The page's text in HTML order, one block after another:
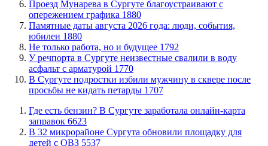
​Проезд Мунарева в Сургуте благоустраивают с
опережением графика 1880
​Памятные даты августа 2026 года: люди, события,
юбилеи 1880
​Не только работа, но и будущее 1792
​У речпорта в Сургуте неизвестные свалили в воду
асфальт с арматурой 1770
В Сургуте подростки избили мужчину в сквере после
просьбы не кидать петарды 1707
​Где есть бензин? В Сургуте заработала онлайн-карта
заправок 6623
В 32 микрорайоне Сургута обновили площадку для
детей с ОВЗ 5537